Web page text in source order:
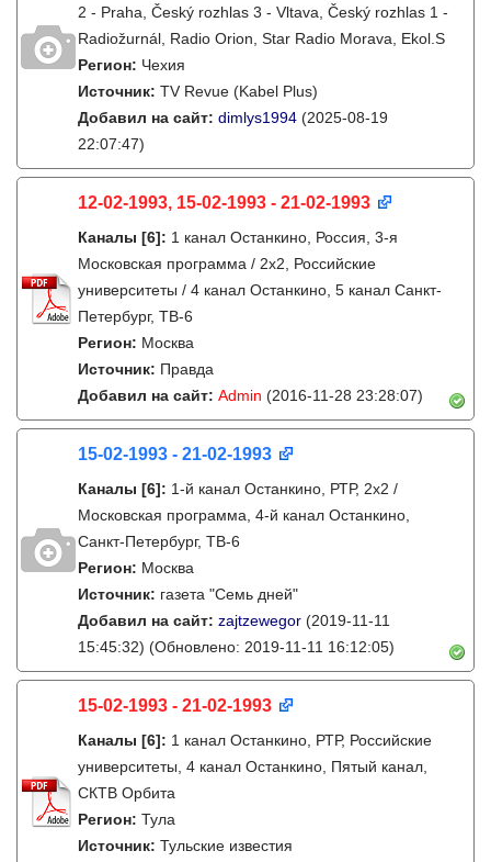
2 - Praha, Český rozhlas 3 - Vltava, Český rozhlas 1 -
Radiožurnál, Radio Orion, Star Radio Morava, Ekol.S
Регион: Чехия
Источник: TV Revue (Kabel Plus)
Добавил на сайт: dimlys1994 (2025-08-19
22:07:47)
12-02-1993, 15-02-1993 - 21-02-1993
Каналы [6]: 1 канал Останкино, Россия, 3-я
Московская программа / 2x2, Российские
университеты / 4 канал Останкино, 5 канал Санкт-
Петербург, ТВ-6
Регион: Москва
Источник: Правда
Добавил на сайт: Admin (2016-11-28 23:28:07)
15-02-1993 - 21-02-1993
Каналы [6]: 1-й канал Останкино, РТР, 2х2 /
Московская программа, 4-й канал Останкино,
Санкт-Петербург, ТВ-6
Регион: Москва
Источник: газета "Семь дней"
Добавил на сайт: zajtzewegor (2019-11-11
15:45:32) (Обновлено: 2019-11-11 16:12:05)
15-02-1993 - 21-02-1993
Каналы [6]: 1 канал Останкино, РТР, Российские
университеты, 4 канал Останкино, Пятый канал,
СКТВ Орбита
Регион: Тула
Источник: Тульские известия